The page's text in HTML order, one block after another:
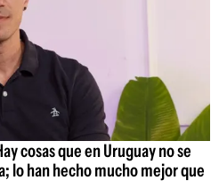
cosas que en Uruguay no se
lo han hecho mucho mejor que